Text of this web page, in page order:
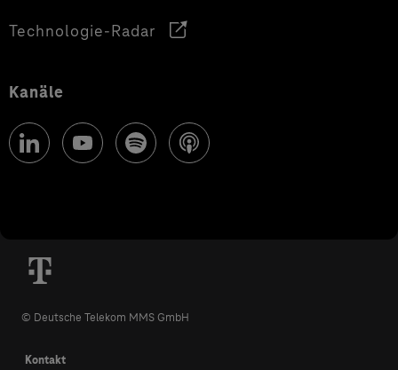
Technologie-Radar
Kanäle
© Deutsche Telekom MMS GmbH
Kontakt